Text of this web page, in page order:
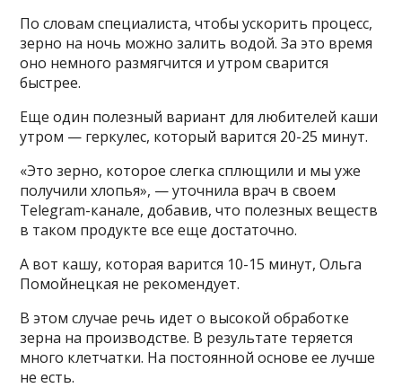
По словам специалиста, чтобы ускорить процесс,
зерно на ночь можно залить водой. За это время
оно немного размягчится и утром сварится
быстрее.
Еще один полезный вариант для любителей каши
утром — геркулес, который варится 20-25 минут.
«Это зерно, которое слегка сплющили и мы уже
получили хлопья», — уточнила врач в своем
Telegram-канале, добавив, что полезных веществ
в таком продукте все еще достаточно.
А вот кашу, которая варится 10-15 минут, Ольга
Помойнецкая не рекомендует.
В этом случае речь идет о высокой обработке
зерна на производстве. В результате теряется
много клетчатки. На постоянной основе ее лучше
не есть.